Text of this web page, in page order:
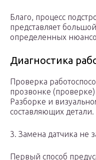
Благо, процесс
представляет
определенных
Диагностика
Проверка
прозвонке
Разборке и
составляющих детали.
3. Замена датчика не
Первый способ